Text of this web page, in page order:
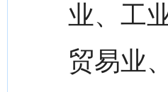
业、工
贸易业